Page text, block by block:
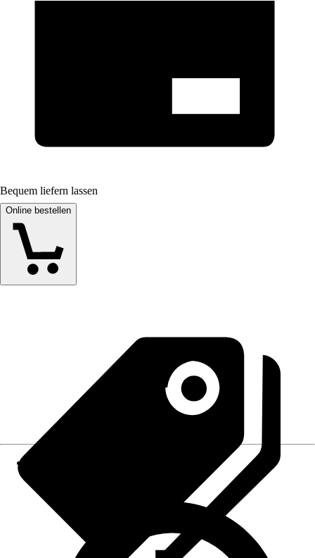
Bequem liefern lassen
Online bestellen